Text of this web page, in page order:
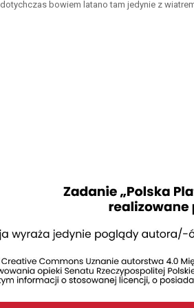
dotychczas bowiem latano tam jedynie z